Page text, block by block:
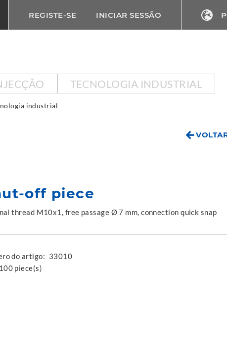
REGISTE-SE INICIAR SESSÃO
TECNOLOGIA INDUSTRIAL
industrial
off piece
thread M10x1, free passage Ø 7 mm, connection quick snap
do artigo: 33010
100 piece(s)